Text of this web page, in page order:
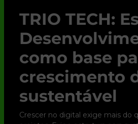
TRIO TECH:
como base
crescimento
sustentável
Crescer no digital exige mais do